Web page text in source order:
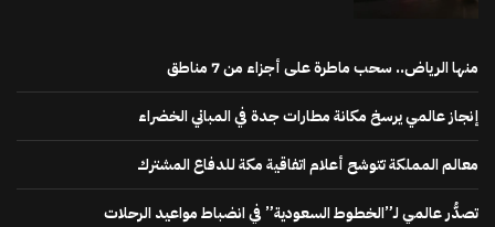
منها الرياض.. سحب ماطرة على أجزاء من 7 مناطق
إنجاز عالمي يرسخ مكانة مطارات جدة في المباني الخضراء
معالم المملكة تتوشح أعلام اتفاقية مكة للدفاع المشترك
تصدُّر عالمي لـ”الخطوط السعودية” في انضباط مواعيد الرحلات